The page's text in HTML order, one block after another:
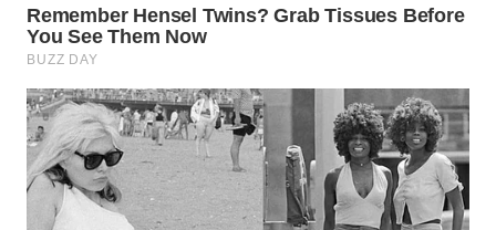
WN
KARO
WN
SIMALUNGUN
WN
LABUHANBATU